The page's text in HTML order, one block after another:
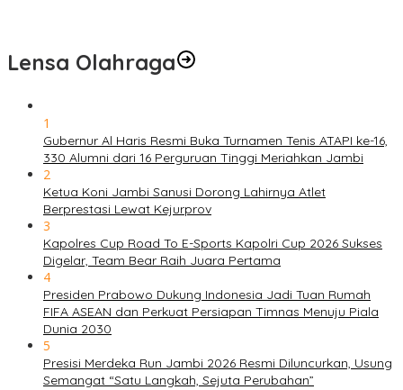
Lensa Olahraga
1
Gubernur Al Haris Resmi Buka Turnamen Tenis ATAPI ke-16,
330 Alumni dari 16 Perguruan Tinggi Meriahkan Jambi
2
Ketua Koni Jambi Sanusi Dorong Lahirnya Atlet
Berprestasi Lewat Kejurprov
3
Kapolres Cup Road To E-Sports Kapolri Cup 2026 Sukses
Digelar, Team Bear Raih Juara Pertama
4
Presiden Prabowo Dukung Indonesia Jadi Tuan Rumah
FIFA ASEAN dan Perkuat Persiapan Timnas Menuju Piala
Dunia 2030
5
Presisi Merdeka Run Jambi 2026 Resmi Diluncurkan, Usung
Semangat “Satu Langkah, Sejuta Perubahan”